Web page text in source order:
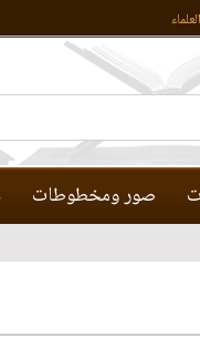
صور ومخطوطات